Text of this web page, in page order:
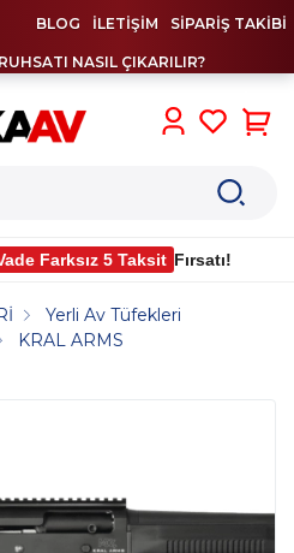
BLOG İLETİŞİM SİPARİŞ TAKİBİ
NASIL ÇIKARILIR?
Farksız 5 Taksit Fırsatı!
Yerli Av Tüfekleri
KRAL ARMS